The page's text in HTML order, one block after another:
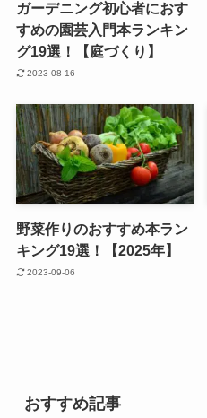
ガーデニング初心者におす
すめの園芸入門本ランキン
グ19選！【庭づくり】
2023-08-16
野菜作りのおすすめ本ラン
キング19選！【2025年】
2023-09-06
おすすめ記事